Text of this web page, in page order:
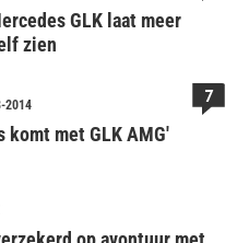
GLK laat meer
zien
2014
komt met GLK AMG'
7